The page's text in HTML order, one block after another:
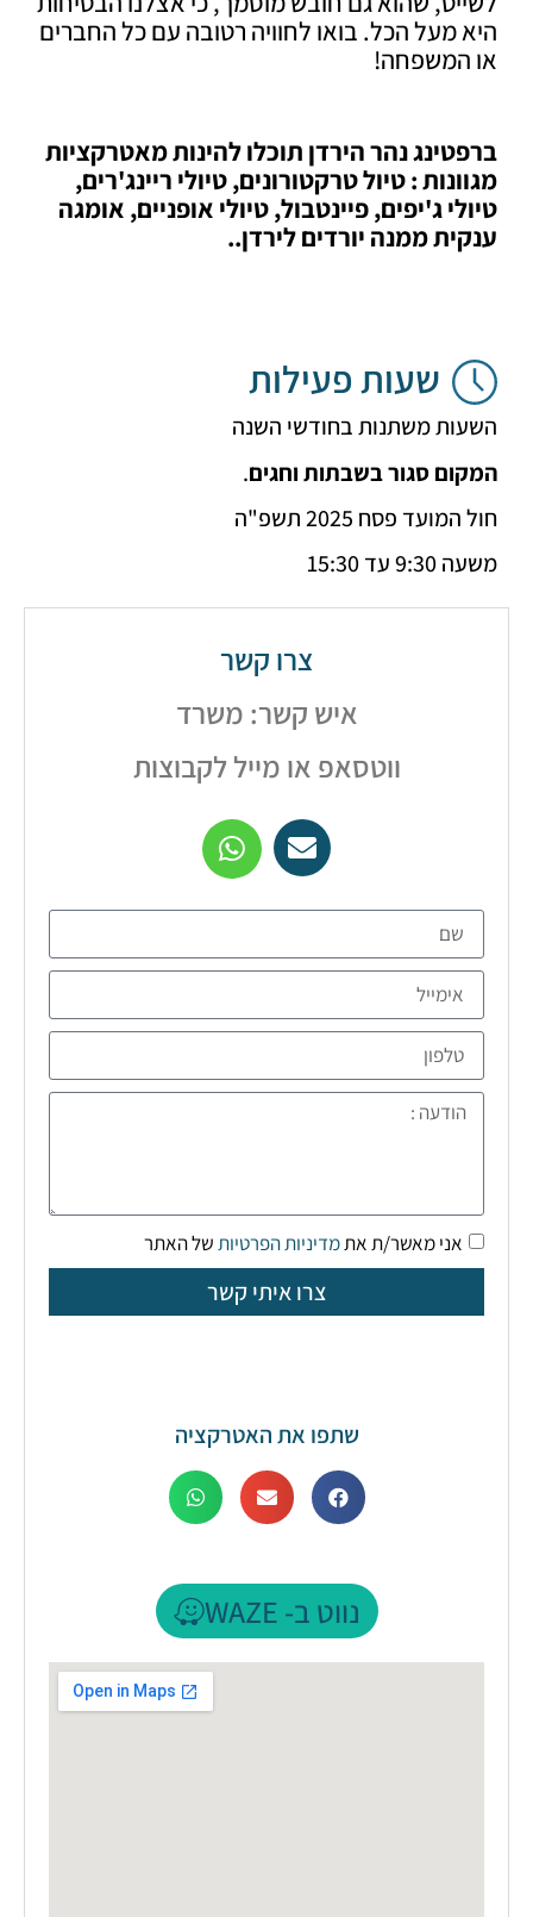
מעל הכל. בואו לחוויה רטובה עם כל החברים
נהר הירדן תוכלו להינות מאטרקציות
: טיול טרקטורונים, טיולי ריינג'רים,
ג'יפים, פיינטבול, טיולי אופניים, אומגה
ממנה יורדים לירדן..
שעות פעילות
משתנות בחודשי השנה
סגור בשבתות וחגים.
פסח 2025 תשפ"ה
צרו קשר
איש קשר: משרד
ווטסאפ או מייל לקבוצות
אני מאשר/ת אתמדיניות הפרטיותשל האתר
צרו איתי קשר
שתפו את האטרקציה
נווט ב- WAZE